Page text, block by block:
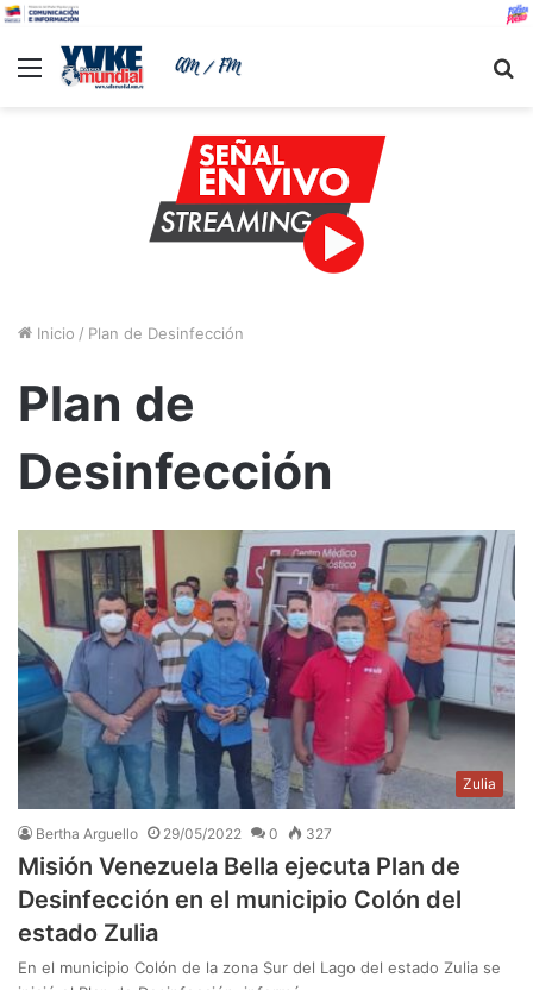
Menu
Inicio / Plan de Desinfección
Plan de
Desinfección
Zulia
Bertha Arguello 29/05/2022 0 327
Misión Venezuela Bella ejecuta Plan de
Desinfección en el municipio Colón del
estado Zulia
En el municipio Colón de la zona Sur del Lago del estado Zulia se